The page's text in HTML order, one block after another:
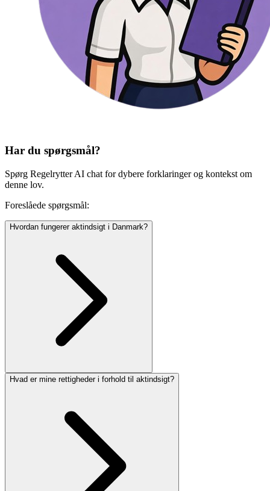
Har du spørgsmål?
Spørg Regelrytter AI chat for dybere forklaringer og kontekst om
denne lov.
Foreslåede spørgsmål:
Hvordan fungerer aktindsigt i Danmark?
Hvad er mine rettigheder i forhold til aktindsigt?